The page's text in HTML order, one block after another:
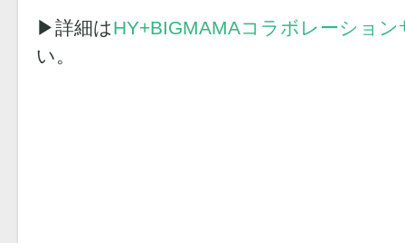
▶︎詳細はHY+BIGMAMAコラボレーション
い。